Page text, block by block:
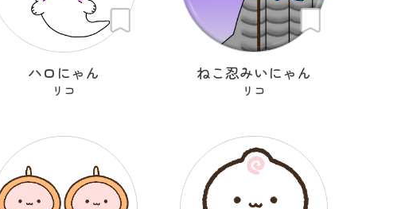
ハロにゃん
リコ
ねこ忍みいにゃん
リコ